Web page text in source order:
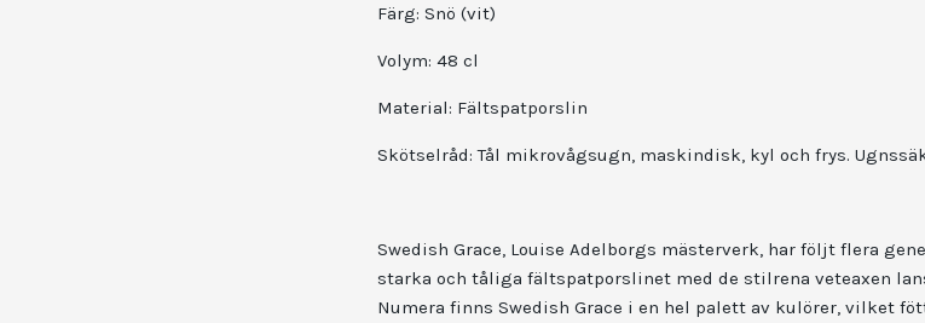
Färg: Snö (vit)
Volym: 48 cl
Material: Fältspatporslin
Skötselråd: Tål mikrovågsugn, maskindisk, kyl och frys.
Swedish Grace, Louise Adelborgs mästerverk, har följt flera
starka och tåliga fältspatporslinet med de stilrena veteaxen
Numera finns Swedish Grace i en hel palett av kulörer, vilket